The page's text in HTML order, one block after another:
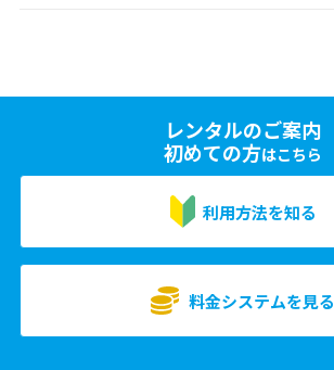
レンタルのご案内
初めての方はこちら
利用方法を知る
料金システムを見る